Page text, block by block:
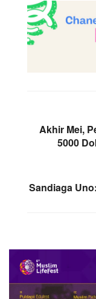
Akhir Mei,
5000
Sandiaga